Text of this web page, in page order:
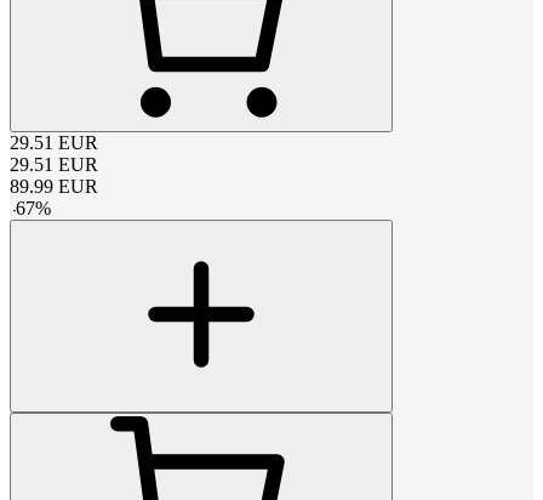
29.51 EUR
29.51 EUR
89.99 EUR
-67%